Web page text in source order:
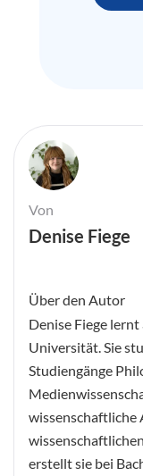
Von
Denise Fiege
Über den Autor
Denise Fiege
Universität. Sie
Studiengänge
wissenschaftliche
erstellt sie bei